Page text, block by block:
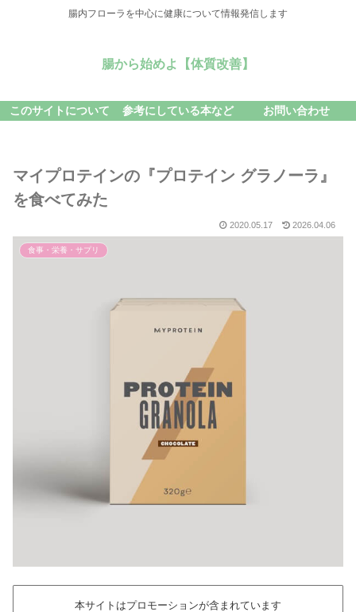
腸内フローラを中心に健康について情報発信します
腸から始めよ【体質改善】
このサイトについて 参考にしている本など お問い合わせ
マイプロテインの『プロテイン グラノーラ』
を食べてみた
2020.05.17 2026.04.06
食事・栄養・サプリ
本サイトはプロモーションが含まれています